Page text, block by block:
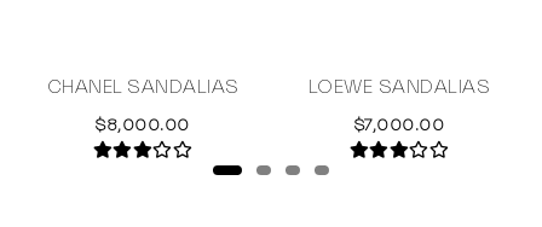
CHANEL SANDALIAS
$8,000.00
LOEWE SANDALIAS
$7,000.00